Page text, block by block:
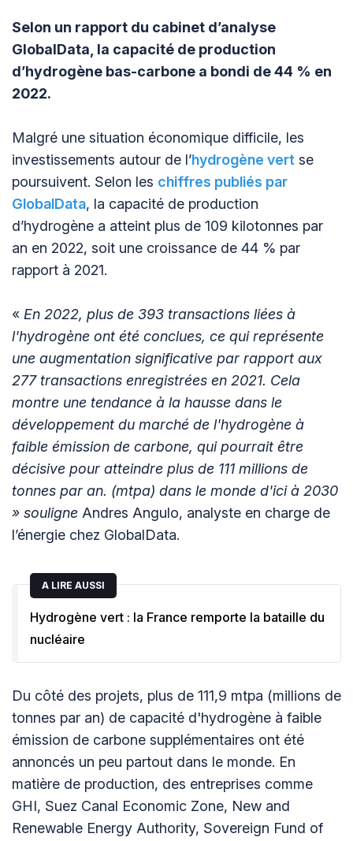
Selon un rapport du cabinet d’analyse
GlobalData, la capacité de production
d’hydrogène bas-carbone a bondi de 44 % en
2022.
Malgré une situation économique difficile, les
investissements autour de l’hydrogène vert se
poursuivent. Selon les chiffres publiés par
GlobalData, la capacité de production
d’hydrogène a atteint plus de 109 kilotonnes par
an en 2022, soit une croissance de 44 % par
rapport à 2021.
« En 2022, plus de 393 transactions liées à
l'hydrogène ont été conclues, ce qui représente
une augmentation significative par rapport aux
277 transactions enregistrées en 2021. Cela
montre une tendance à la hausse dans le
développement du marché de l'hydrogène à
faible émission de carbone, qui pourrait être
décisive pour atteindre plus de 111 millions de
tonnes par an. (mtpa) dans le monde d'ici à 2030
» souligne Andres Angulo, analyste en charge de
l’énergie chez GlobalData.
A LIRE AUSSI
Hydrogène vert : la France remporte la bataille du
nucléaire
Du côté des projets, plus de 111,9 mtpa (millions de
tonnes par an) de capacité d'hydrogène à faible
émission de carbone supplémentaires ont été
annoncés un peu partout dans le monde. En
matière de production, des entreprises comme
GHI, Suez Canal Economic Zone, New and
Renewable Energy Authority, Sovereign Fund of